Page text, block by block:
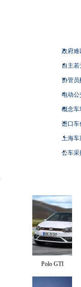
政府难
自主
协管员
电动
概念车
进口车
上海
公车采
Polo GTI